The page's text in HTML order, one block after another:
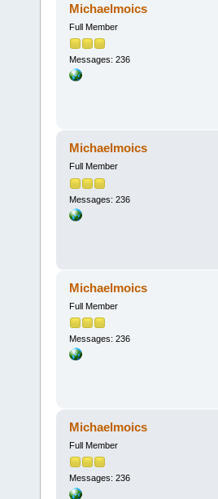
Michaelmoics
Full Member
Messages: 236
Michaelmoics
Full Member
Messages: 236
Michaelmoics
Full Member
Messages: 236
Michaelmoics
Full Member
Messages: 236